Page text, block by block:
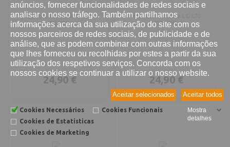
anúncios, fornecer funcionalidades de redes sociais e
analisar o nosso tráfego. Também partilhamos
informações acerca da sua utilização do site com os
nossos parceiros de redes sociais, de publicidade e de
análise, que as podem combinar com outras informações
que lhes forneceu ou recolhidas por estes a partir da sua
utilização dos respetivos serviços. Concorda com os
nossos cookies se continuar a utilizar o nosso website.
Aceitar todos
Aceitar selecionados
Cookies Necessários
Cookies Funcionais
Cookies de Estatísticas
Cookies de Marketing
Mostra
detalhes
Reparação altifalante LG L70
(D320N)
24,90 €
Reparação microfone LG L70
(D320N)
24,90 €